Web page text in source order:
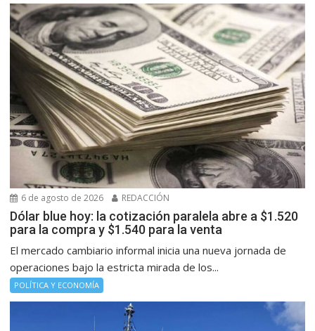
6 de agosto de 2026 REDACCIÓN
Dólar blue hoy: la cotización paralela abre a $1.520
para la compra y $1.540 para la venta
El mercado cambiario informal inicia una nueva jornada de
operaciones bajo la estricta mirada de los...
POLÍTICA Y ECONOMÍA